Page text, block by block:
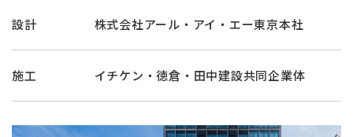
設計 株式会社アール・アイ・エー東京本社
施工 イチケン・徳倉・田中建設共同企業体